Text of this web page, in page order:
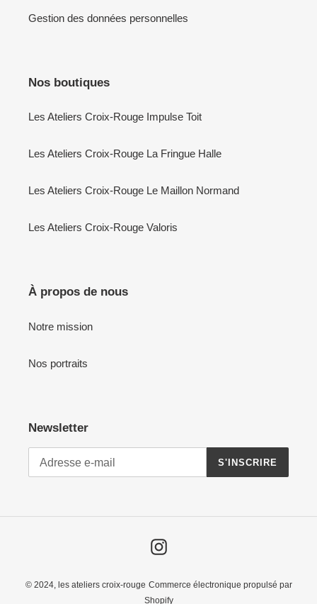
Gestion des données personnelles
Nos boutiques
Les Ateliers Croix-Rouge Impulse Toit
Les Ateliers Croix-Rouge La Fringue Halle
Les Ateliers Croix-Rouge Le Maillon Normand
Les Ateliers Croix-Rouge Valoris
À propos de nous
Notre mission
Nos portraits
Newsletter
S'INSCRIRE
Instagram
© 2024, les ateliers croix-rouge Commerce électronique propulsé par
Shopify